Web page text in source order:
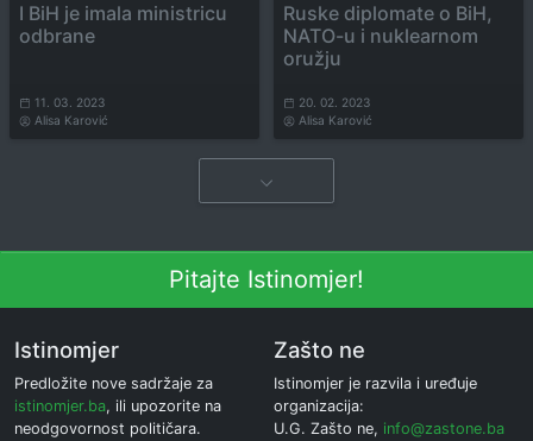
I BiH je imala ministricu
odbrane
11. 03. 2023
Alisa Karović
Ruske diplomate o BiH,
NATO-u i nuklearnom
oružju
20. 02. 2023
Alisa Karović
Pitajte Istinomjer!
Istinomjer
Predložite nove sadržaje za
istinomjer.ba, ili upozorite na
neodgovornost političara.
Zašto ne
Istinomjer je razvila i uređuje
organizacija:
U.G. Zašto ne, info@zastone.ba